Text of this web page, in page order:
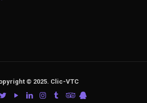
© 2025. Clic-VTC